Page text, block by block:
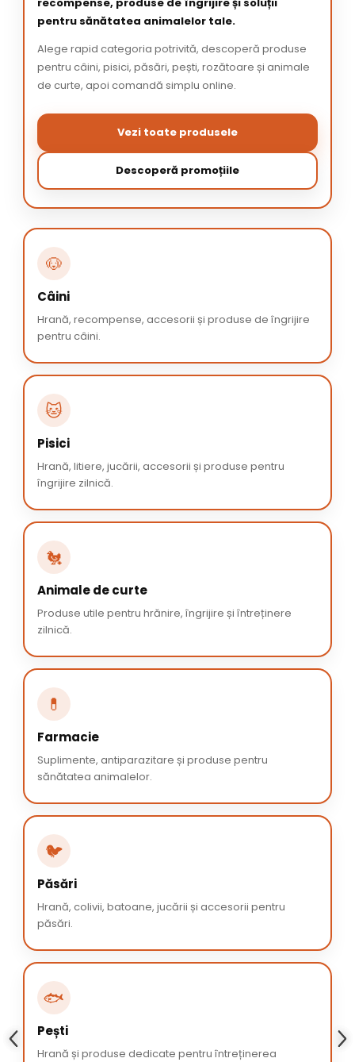
pentru sănătatea animalelor tale.
Alege rapid categoria potrivită, descoperă produse
pentru câini, pisici, păsări, pești, rozătoare și animale
de curte, apoi comandă simplu online.
Vezi toate produsele
Descoperă promoțiile
🐶
Câini
Hrană, recompense, accesorii și produse de îngrijire
pentru câini.
🐱
Pisici
Hrană, litiere, jucării, accesorii și produse pentru
îngrijire zilnică.
🐔
Animale de curte
Produse utile pentru hrănire, îngrijire și întreținere
zilnică.
💊
Farmacie
Suplimente, antiparazitare și produse pentru
sănătatea animalelor.
🐦
Păsări
Hrană, colivii, batoane, jucării și accesorii pentru
păsări.
🐟
Pești
Hrană și produse dedicate pentru întreținerea